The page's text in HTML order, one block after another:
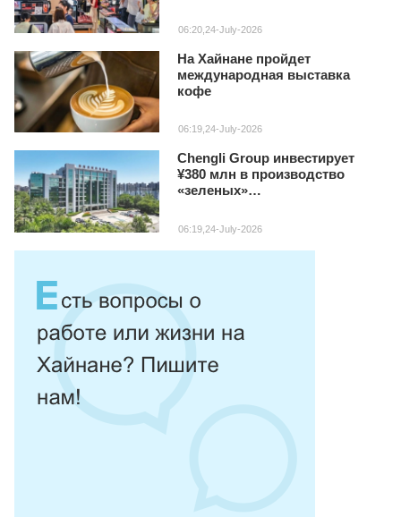
06:20,24-July-2026
На Хайнане пройдет
международная выставка
кофе
06:19,24-July-2026
Chengli Group инвестирует
¥380 млн в производство
«зеленых»
Хайнане
06:19,24-July-2026